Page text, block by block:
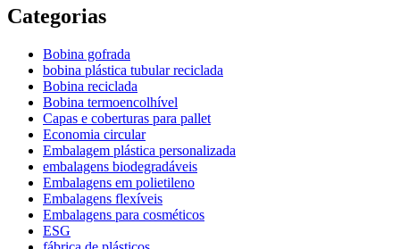
Categorias
Bobina gofrada
bobina plástica tubular reciclada
Bobina reciclada
Bobina termoencolhível
Capas e coberturas para pallet
Economia circular
Embalagem plástica personalizada
embalagens biodegradáveis
Embalagens em polietileno
Embalagens flexíveis
Embalagens para cosméticos
ESG